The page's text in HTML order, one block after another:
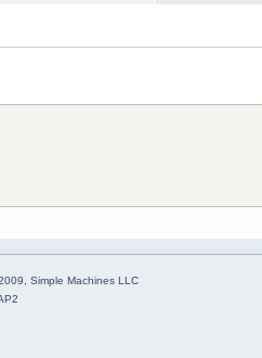
Simple Machines LLC